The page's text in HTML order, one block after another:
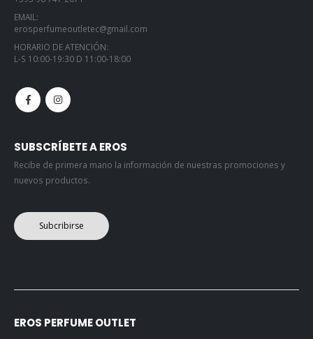
EMAIL:
erosperfumeoutletec@gmail.com
HORARIO DE ATENCIÓN:
SUBSCRÍBETE A EROS
Recibe de primera mano la información de nuestras promociones y
nuevos productos.
EROS PERFUME OUTLET